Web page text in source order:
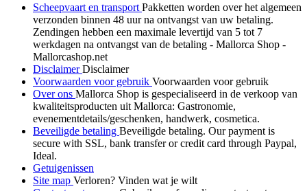
Scheepvaart en transport Pakketten worden over het algemeen
verzonden binnen 48 uur na ontvangst van uw betaling.
Zendingen hebben een maximale levertijd van 5 tot 7
werkdagen na ontvangst van de betaling - Mallorca Shop -
Mallorcashop.net
DisclaimerDisclaimer
Voorwaarden voor gebruik Voorwaarden voor gebruik
Over ons Mallorca Shop is gespecialiseerd in de verkoop van
kwaliteitsproducten uit Mallorca: Gastronomie,
evenementdetails/geschenken, handwerk, cosmetica.
Beveiligde betaling Beveiligde betaling. Our payment is
secure with SSL, bank transfer or credit card through Paypal,
Ideal.
Getuigenissen
Site map Verloren? Vinden wat je wilt